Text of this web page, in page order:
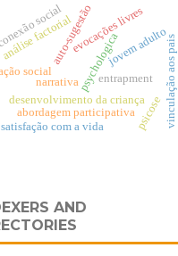
auto-sugestão
social psychologica
desenvolvimento da criança
análise factorial
narrativa entrapment
evocações livres
jovem adulto
abordagem participativa
social
vinculação aos pais
psicose
satisfação com a vida
AND